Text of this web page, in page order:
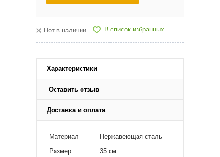
Нет в наличии В список избранных
Характеристики
Оставить отзыв
Доставка и оплата
Материал
Нержавеющая сталь
Размер
35 см